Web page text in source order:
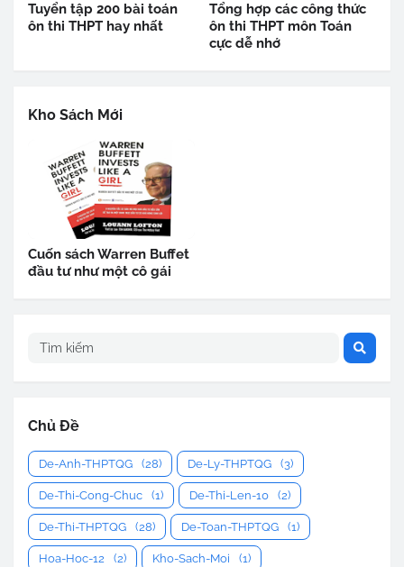
Tuyển tập 200 bài toán
ôn thi THPT hay nhất
Tổng hợp các công thức
ôn thi THPT môn Toán
cực dễ nhớ
Kho Sách Mới
Cuốn sách Warren Buffet
đầu tư như một cô gái
Chủ Đề
De-Anh-THPTQG (28) De-Ly-THPTQG (3)
De-Thi-Cong-Chuc (1) De-Thi-Len-10 (2)
De-Thi-THPTQG (28) De-Toan-THPTQG (1)
Hoa-Hoc-12 (2) Kho-Sach-Moi (1)